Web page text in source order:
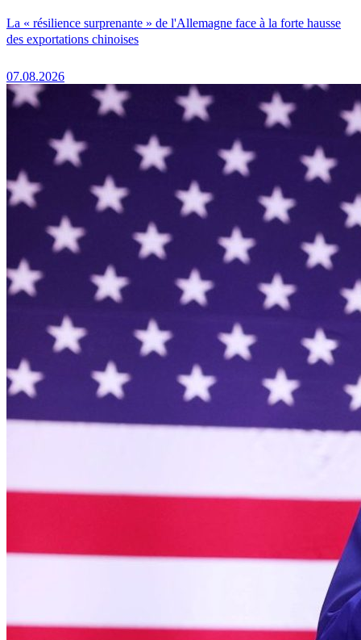
La « résilience surprenante » de l'Allemagne face à la forte hausse
des exportations chinoises
07.08.2026